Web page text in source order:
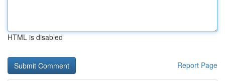
HTML is disabled
Report Page